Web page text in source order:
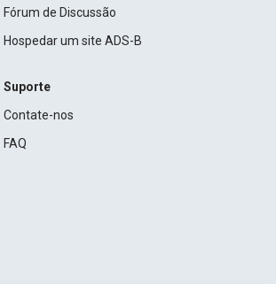
Fórum de Discussão
Hospedar um site ADS-B
Suporte
Contate-nos
FAQ